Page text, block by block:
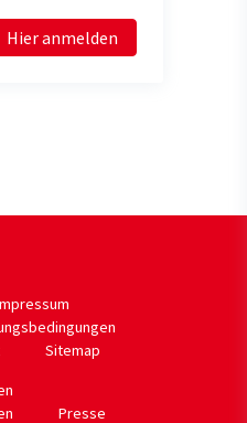
Hier anmelden
Sitemap
Presse